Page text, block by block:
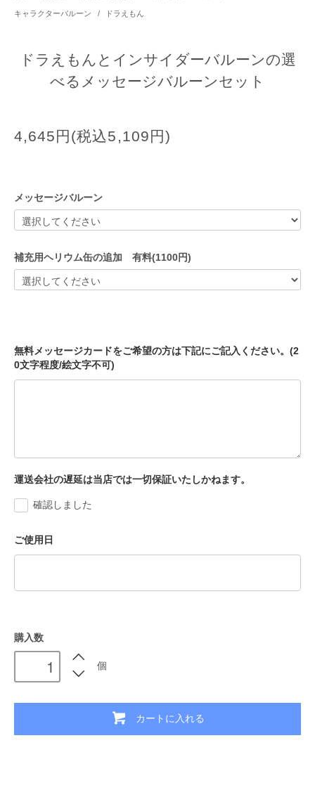
キャラクターバルーン / ドラえもん
ドラえもんとインサイダーバルーンの選
べるメッセージバルーンセット
4,645円(税込5,109円)
メッセージバルーン
補充用ヘリウム缶の追加 有料(1100円)
無料メッセージカードをご希望の方は下記にご記入ください。(2
0文字程度/絵文字不可)
運送会社の遅延は当店では一切保証いたしかねます。
確認しました
ご使用日
購入数
個
カートに入れる